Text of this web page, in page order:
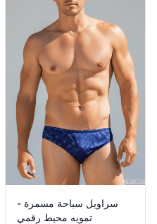
سراويل سباحة مسمرة -
تمويه محيط رقمي